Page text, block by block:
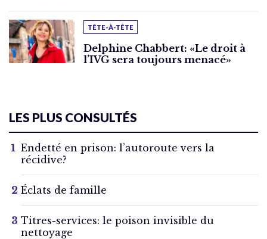
TÊTE-À-TÊTE
Delphine Chabbert: «Le droit à
l’IVG sera toujours menacé»
LES PLUS CONSULTÉS
Endetté en prison: l’autoroute vers la
récidive?
Éclats de famille
Titres-services: le poison invisible du
nettoyage